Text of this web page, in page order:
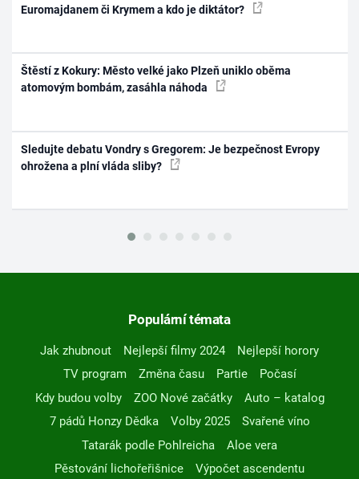
Euromajdanem či Krymem a kdo je diktátor?
Štěstí z Kokury: Město velké jako Plzeň uniklo oběma
atomovým bombám, zasáhla náhoda
Sledujte debatu Vondry s Gregorem: Je bezpečnost Evropy
ohrožena a plní vláda sliby?
Populární témata
Jak zhubnout Nejlepší filmy 2024
Nejlepší horory
TV program
Změna času Partie
Počasí
Kdy budou volby
ZOO Nové začátky
Auto – katalog
7 pádů Honzy Dědka
Volby 2025
Svařené víno
Tatarák podle Pohlreicha
Aloe vera
Pěstování lichořeřišnice
Výpočet ascendentu